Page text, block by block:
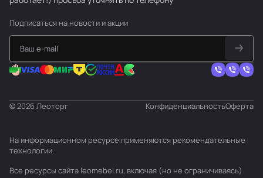
Подписаться на новости и акции
© 2026 Леоторг КонфиденциальностьОферта
На информационном ресурсе применяются рекомендательные
технологии.
Все ресурсы сайта leomebel.ru, включая (но не ограничиваясь)